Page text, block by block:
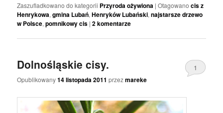
Zaszufladkowano do kategorii Przyroda ożywiona |Otagowano cis z
Henrykowa,gmina Lubań,Henryków Lubański,najstarsze drzewo
w Polsce,pomnikowy cis |2komentarze
Dolnośląskie cisy.
Opublikowany14 listopada 2011 przezmareke
1